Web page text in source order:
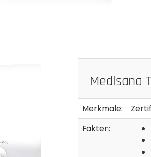
Medisana
Merkmale:
Fakten: